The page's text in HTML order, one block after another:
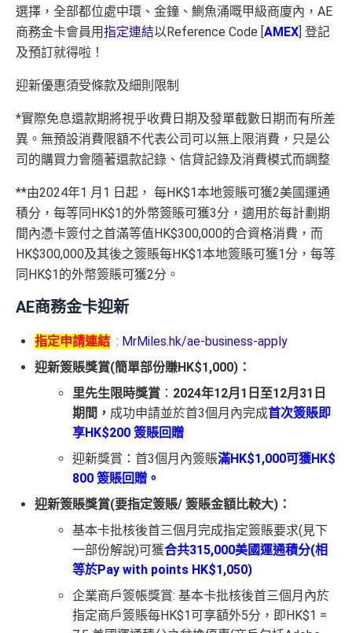
選擇，全部都位處中環、金鐘、鰂魚涌嘅甲級商廈內，AE
商務金卡會員用指定連結以Reference Code [ AMEX ] 登記
及預訂就得啦！
迎新優惠須受條款及細則限制
*實際免息還款期將視乎收費日期及發單截數日期而有所差
異。無預設消費限額不代表公司可以無上限消費，只是公
司的購買力會隨著還款記錄、信貸記錄及消費模式而調整
**由2024年1 月1 日起， 每HK$1本地簽賬可獲2美國運通
積分，每等同HK$1的外幣簽賬可獲3分，適用於每計劃期
間內憑卡簽付之首滿等值HK$300,000的合資格消費，而
HK$300,000及其後之簽賬每HK$1本地簽賬可獲1分，每等
同HK$1的外幣簽賬可獲2分。
AE商務金卡迎新
指定申請連結 : MrMiles.hk/ae-business-apply
迎新簽賬獎賞(簡單部份賺HK$1,000) ：
里先生限時獎賞 ： 2024年12月1日至12月31日
期間， 成功申請並於首3個月內完成首次簽賬即
享HK$200 簽賬回贈
迎新獎賞：首3個月內簽賬滿HK$1,000可獲HK$
800 簽賬回贈。
迎新簽賬獎賞(要指定簽賬/ 簽賬金額比較大) ：
基本卡批核後首三個月完成指定簽賬要求(見下
一部份解說)可獲合共315,000美國運通積分(相
等於Pay with points HK$1,050)
企業商戶簽帳獎賞: 基本卡批核後首三個月內於
指定商戶簽賬每HK$1可享額外5分，即HK$1 =